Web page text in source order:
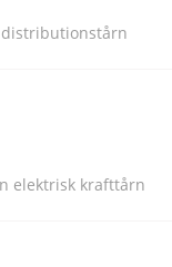
distributionstårn
elektrisk krafttårn